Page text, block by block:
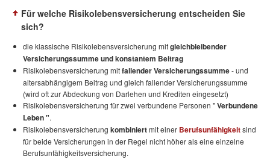
Für welche Risikolebensversicherung entscheiden Sie
sich?
die klassische Risikolebensversicherung mitgleichbleibender
Versicherungssumme und konstantem Beitrag
Risikolebensversicherung mitfallender Versicherungssumme- und
altersabhängigem Beitrag und gleich fallender Versicherungssumme
(wird oft zur Abdeckung von Darlehen und Krediten eingesetzt)
Risikolebensversicherung für zwei verbundene Personen "Verbundene
Leben".
Risikolebensversicherung kombiniertmit einer Berufsunfähigkeitsind
für beide Versicherungen in der Regel nicht höher als eine einzelne
Berufsunfähigkeitsversicherung.